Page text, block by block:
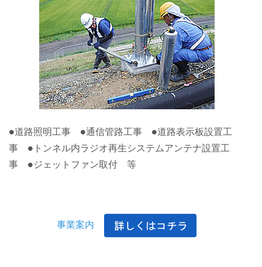
●道路照明工事 ●通信管路工事 ●道路表示板設置工
事 ●トンネル内ラジオ再生システムアンテナ設置工
事 ●ジェットファン取付 等
事業案内